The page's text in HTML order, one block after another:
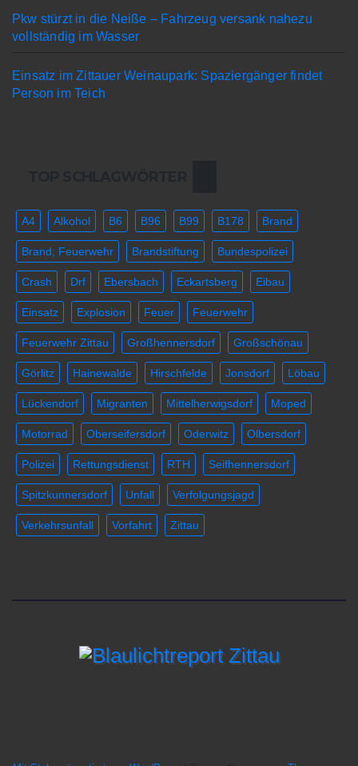
Pkw stürzt in die Neiße – Fahrzeug versank nahezu
vollständig im Wasser
Einsatz im Zittauer Weinaupark: Spaziergänger findet
Person im Teich
A4 Alkohol B6 B96 B99 B178 Brand
Brand; Feuerwehr Brandstiftung Bundespolizei
Crash Drf Ebersbach Eckartsberg Eibau
Einsatz Explosion Feuer Feuerwehr
Feuerwehr Zittau Großhennersdorf Großschönau
Görlitz Hainewalde Hirschfelde Jonsdorf Löbau
Lückendorf Migranten Mittelherwigsdorf Moped
Motorrad Oberseifersdorf Oderwitz Olbersdorf
Polizei Rettungsdienst RTH Seifhennersdorf
Spitzkunnersdorf Unfall Verfolgungsjagd
Verkehrsunfall Vorfahrt Zittau